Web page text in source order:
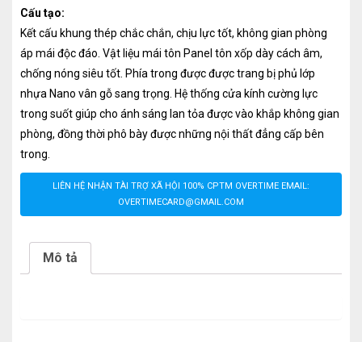
Cấu tạo:
Kết cấu khung thép chắc chắn, chịu lực tốt, không gian phòng
áp mái độc đáo. Vật liệu mái tôn Panel tôn xốp dày cách âm,
chống nóng siêu tốt. Phía trong được được trang bị phủ lớp
nhựa Nano vân gỗ sang trọng. Hệ thống cửa kính cường lực
trong suốt giúp cho ánh sáng lan tỏa được vào khắp không gian
phòng, đồng thời phô bày được những nội thất đẳng cấp bên
trong.
LIÊN HỆ NHẬN TÀI TRỢ XÃ HỘI 100% CPTM OVERTIME EMAIL:
OVERTIMECARD@GMAIL.COM
Mô tả